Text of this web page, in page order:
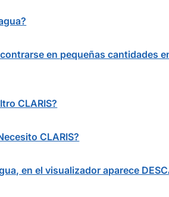
en pequeñas cantidades
CLARIS?
CLARIS?
en el visualizador aparece